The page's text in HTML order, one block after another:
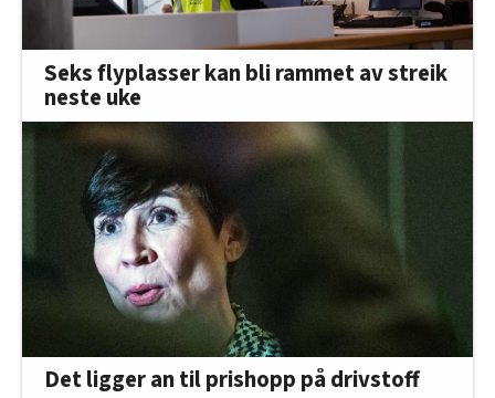
Seks flyplasser kan bli rammet av streik
neste uke
Det ligger an til prishopp på drivstoff